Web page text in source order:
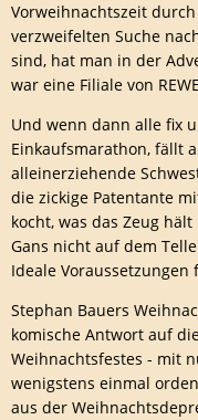
Vorweihnachtszeit
verzweifelten Suche
sind, hat man in der
war eine Filiale von
Und wenn dann alle fix
Einkaufsmarathon, fällt
alleinerziehende
die zickige Patentante
kocht, was das Zeug
Gans nicht auf dem
Ideale Voraussetzungen
Stephan Bauers
komische Antwort auf
Weihnachtsfestes - mit
wenigstens einmal
aus der